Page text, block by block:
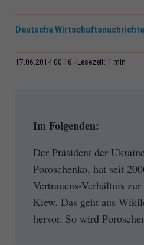
Deutsche
17.06.2014 00:16 Lesezeit: 1 min
Im Folgenden:
Der Präsident der
Poroschenko, hat seit
Vertrauens-Verhältnis
Kiew. Das geht aus
hervor. So wird